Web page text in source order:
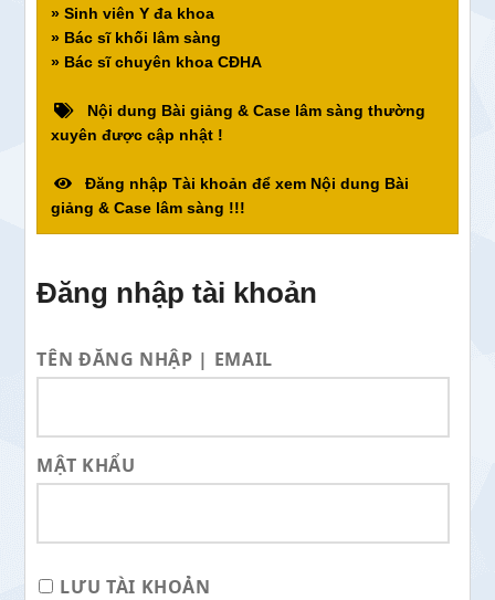
» Sinh viên Y đa khoa
» Bác sĩ khối lâm sàng
» Bác sĩ chuyên khoa CĐHA
Nội dung Bài giảng & Case lâm sàng thường
xuyên được cập nhật !
Đăng nhập Tài khoản để xem Nội dung Bài
giảng & Case lâm sàng !!!
Đăng nhập tài khoản
TÊN ĐĂNG NHẬP | EMAIL
MẬT KHẨU
LƯU TÀI KHOẢN